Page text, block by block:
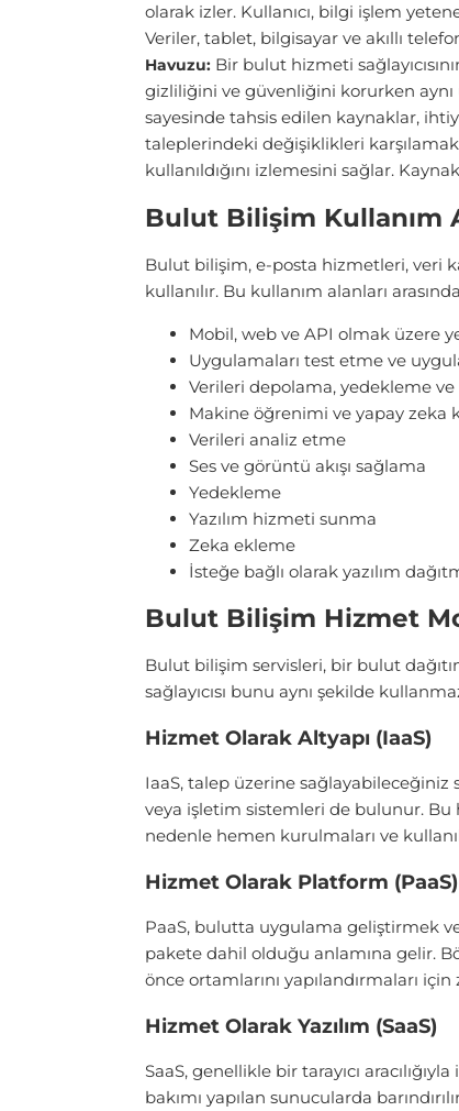
olarak izler. Kullanıcı, bilgi işlem
Veriler, tablet, bilgisayar ve akıllı
Havuzu: Bir bulut hizmeti
gizliliğini ve güvenliğini korurken aynı
sayesinde tahsis edilen kaynaklar,
taleplerindeki değişiklikleri karşılamak
kullanıldığını izlemesini sağlar.
Bulut Bilişim Kullanım
Bulut bilişim, e-posta hizmetleri, veri
kullanılır. Bu kullanım alanları
Mobil, web ve API olmak üzere
Uygulamaları test etme ve
Verileri depolama, yedekleme
Makine öğrenimi ve yapay zeka
Verileri analiz etme
Ses ve görüntü akışı sağlama
Yedekleme
Yazılım hizmeti sunma
Zeka ekleme
İsteğe bağlı olarak yazılım
Bulut Bilişim Hizmet
Bulut bilişim servisleri, bir bulut
sağlayıcısı bunu aynı şekilde
Hizmet Olarak Altyapı (IaaS)
IaaS, talep üzerine sağlayabileceğiniz
veya işletim sistemleri de bulunur. Bu
nedenle hemen kurulmaları ve
Hizmet Olarak Platform (PaaS)
PaaS, bulutta uygulama geliştirmek
pakete dahil olduğu anlamına gelir.
önce ortamlarını yapılandırmaları
Hizmet Olarak Yazılım (SaaS)
SaaS, genellikle bir tarayıcı
bakımı yapılan sunucularda